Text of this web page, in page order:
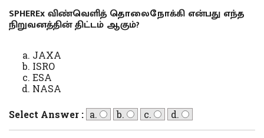
SPHEREx விண்வெளித் தொலைநோக்கி என்பது எந்த
நிறுவனத்தின் திட்டம் ஆகும்?
JAXA
ISRO
ESA
NASA
Select Answer : a. b. c. d.